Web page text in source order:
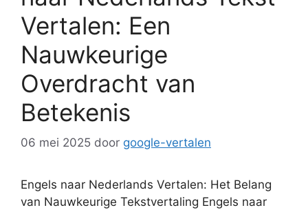
Vertalen: Een
Nauwkeurige
Overdracht van
Betekenis
06 mei 2025 door google-vertalen
Engels naar Nederlands Vertalen: Het Belang
van Nauwkeurige Tekstvertaling Engels naar